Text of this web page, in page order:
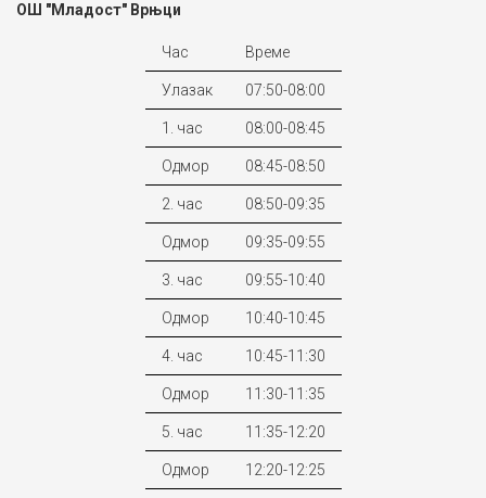
ОШ "Младост" Врњци
Час Време
Улазак 07:50-08:00
1. час 08:00-08:45
Одмор 08:45-08:50
2. час 08:50-09:35
Одмор 09:35-09:55
3. час 09:55-10:40
Одмор 10:40-10:45
4. час 10:45-11:30
Одмор 11:30-11:35
5. час 11:35-12:20
Одмор 12:20-12:25